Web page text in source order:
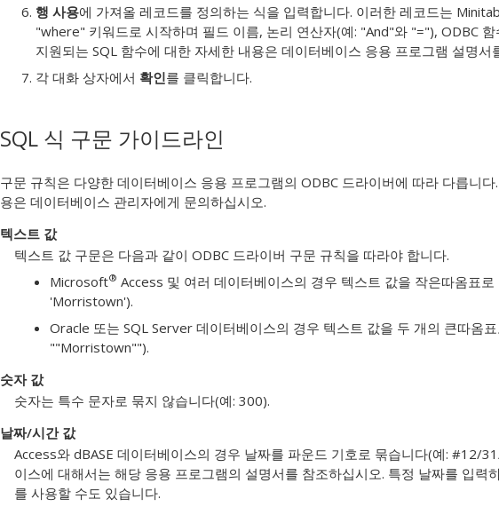
행 사용에 가져올 레코드를 정의하는 식을 입력합니다. 이러한 레코드는
"where" 키워드로 시작하며 필드 이름, 논리 연산자(예: "And"와 "="), ODBC
지원되는 SQL 함수에 대한 자세한 내용은 데이터베이스 응용 프로그램 설명서
각 대화 상자에서 확인를 클릭합니다.
SQL 식 구문 가이드라인
구문 규칙은 다양한 데이터베이스 응용 프로그램의 ODBC 드라이버에 따라 다릅니
용은 데이터베이스 관리자에게 문의하십시오.
텍스트 값
텍스트 값 구문은 다음과 같이 ODBC 드라이버 구문 규칙을 따라야 합니다.
Microsoft® Access 및 여러 데이터베이스의 경우 텍스트 값을 작은따옴표로
'Morristown').
Oracle 또는 SQL Server 데이터베이스의 경우 텍스트 값을 두 개의 큰따옴
""Morristown"").
숫자 값
숫자는 특수 문자로 묶지 않습니다(예: 300).
날짜/시간 값
Access와 dBASE 데이터베이스의 경우 날짜를 파운드 기호로 묶습니다(예: #12/
이스에 대해서는 해당 응용 프로그램의 설명서를 참조하십시오. 특정 날짜를 입력
를 사용할 수도 있습니다.